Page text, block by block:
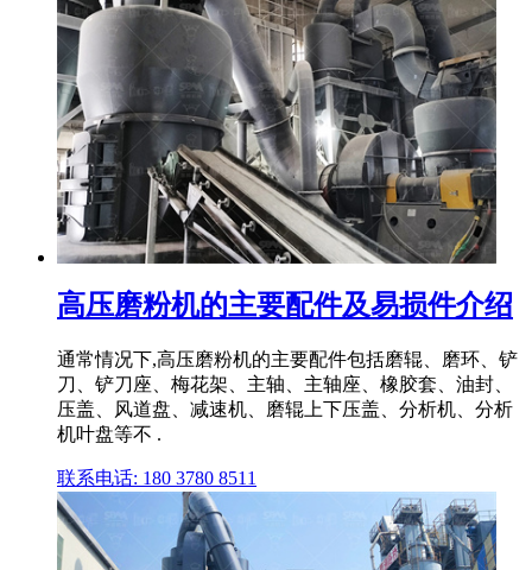
高压磨粉机的主要配件及易损件介绍
通常情况下,高压磨粉机的主要配件包括磨辊、磨环、铲
刀、铲刀座、梅花架、主轴、主轴座、橡胶套、油封、
压盖、风道盘、减速机、磨辊上下压盖、分析机、分析
机叶盘等不 .
联系电话: 180 3780 8511